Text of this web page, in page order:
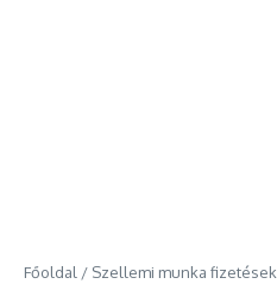
Főoldal / Szellemi munka fizetések